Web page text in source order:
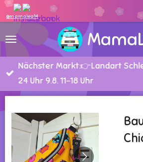
@mamalea14
Zum
Hauptinhalt
springen
Nächster Markt:👉Landart
24 Uhr 9.8. 11-18 Uhr